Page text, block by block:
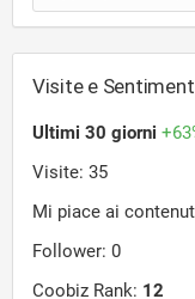
Visite e Sentiment